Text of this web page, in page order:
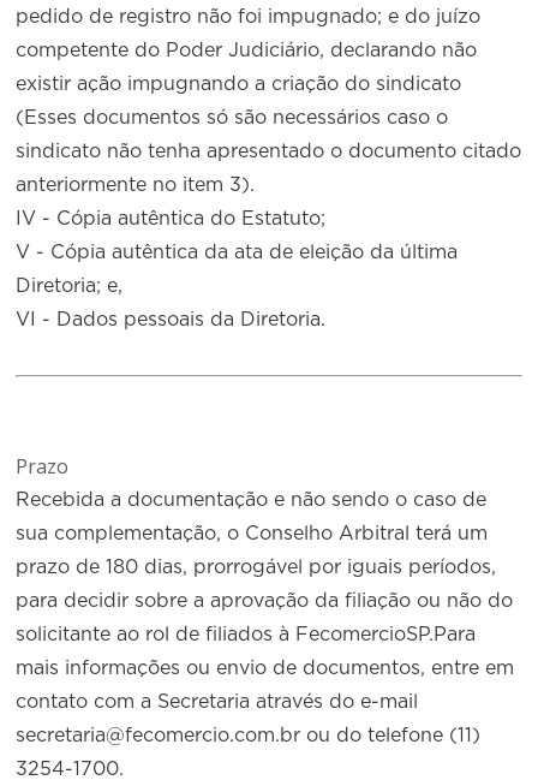
pedido de registro não foi impugnado; e do juízo
competente do Poder Judiciário, declarando não
existir ação impugnando a criação do sindicato
(Esses documentos só são necessários caso o
sindicato não tenha apresentado o documento citado
anteriormente no item 3).
IV - Cópia autêntica do Estatuto;
V - Cópia autêntica da ata de eleição da última
Diretoria; e,
VI - Dados pessoais da Diretoria.
Prazo
Recebida a documentação e não sendo o caso de
sua complementação, o Conselho Arbitral terá um
prazo de 180 dias, prorrogável por iguais períodos,
para decidir sobre a aprovação da filiação ou não do
solicitante ao rol de filiados à FecomercioSP.Para
mais informações ou envio de documentos, entre em
contato com a Secretaria através do e-mail
secretaria@fecomercio.com.br ou do telefone (11)
3254-1700.